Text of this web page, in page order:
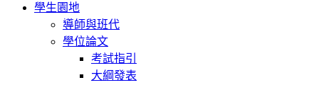
學生園地
導師與班代
學位論文
考試指引
大綱發表